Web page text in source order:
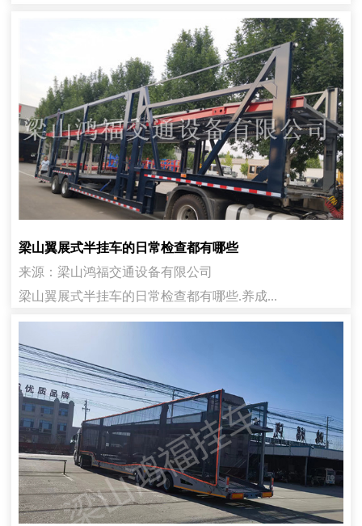
梁山翼展式半挂车的日常检查都有哪些
来源：梁山鸿福交通设备有限公司
梁山翼展式半挂车的日常检查都有哪些.养成...